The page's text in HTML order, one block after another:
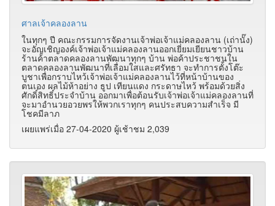
ศาลเจ้าคลองลาน
ในทุกๆ ปี คณะกรรมการจัดงานเจ้าพ่อเจ้าแม่คลองลาน (เถ่านั๊ง)
จะอัญเชิญองค์เจ้าพ่อเจ้าแม่คลองลานออกเยี่ยมเยียนชาวบ้าน
ร้านค้าตลาดคลองลานพัฒนาทุกๆ บ้าน พ่อค้าประชาชนใน
ตลาดคลองลานพัฒนาที่เลื่อมใสและศรัทธา จะทำการตั้งโต๊ะ
บูชาเพื่อกราบไหว้เจ้าพ่อเจ้าแม่คลองลานไว้ที่หน้าบ้านของ
ตนเอง ผลไม้ห้าอย่าง ธูป เทียนแดง กระดาษไหว้ พร้อมด้วยสิ่ง
ศักดิ์สิทธิ์ประจำบ้าน ออกมาเพื่อต้อนรับเจ้าพ่อเจ้าแม่คลองลานที่
จะมาอำนวยอวยพรให้พวกเราทุกๆ คนประสบความสำเร็จ มี
โชคมีลาภ
เผยแพร่เมื่อ 27-04-2020 ผู้เช้าชม 2,039